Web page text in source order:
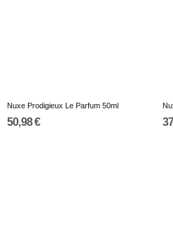
Nuxe Prodigieux Le Parfum 50ml
50,98 €